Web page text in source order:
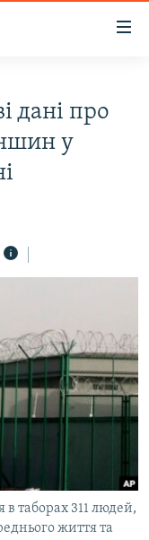
дані про
у
таборах 311 людей,
життя та